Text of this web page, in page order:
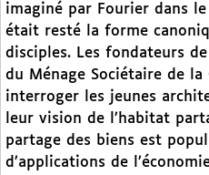
imaginé par Fourier dans
était resté la forme
disciples. Les fondateurs
du Ménage Sociétaire de
interroger les jeunes
leur vision de l’habitat
partage des biens est
d’applications de